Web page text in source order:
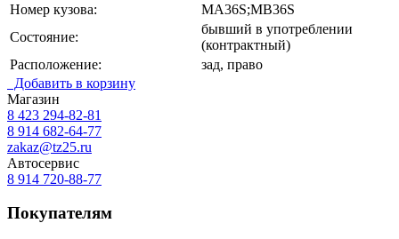
Номер кузова:
MA36S;MB36S
Состояние:
бывший в употреблении
(контрактный)
Расположение:
зад, право
Добавить в корзину
Магазин
8 423 294-82-81
8 914 682-64-77
zakaz@tz25.ru
Автосервис
8 914 720-88-77
Покупателям